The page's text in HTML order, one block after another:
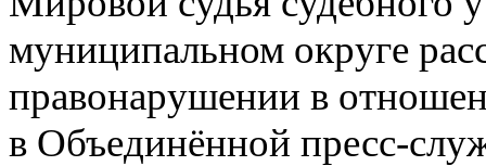
муниципальном округе
правонарушении в
в Объединённой пресс-